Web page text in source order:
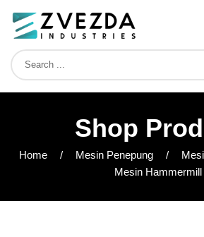
Shop
Home Mesin Penepung
Mesin Hammermill